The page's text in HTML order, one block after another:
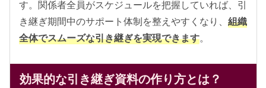
す。関係者全員がスケジュールを把握していれば、引
き継ぎ期間中のサポート体制を整えやすくなり、 組織
全体でスムーズな引き継ぎを実現できます。
効果的な引き継ぎ資料の作り方とは？